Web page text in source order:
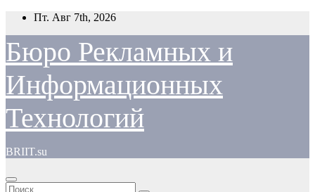
Перейти
содержимому
Пт. Авг 7th, 2026
Бюро Рекламных и
Информационных
Технологий
BRIIT.su